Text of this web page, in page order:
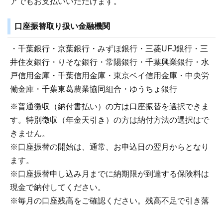
口座振替取り扱い金融機関
・千葉銀行・京葉銀行・みずほ銀行・三菱UFJ銀行・三
井住友銀行・りそな銀行・常陽銀行・千葉興業銀行・水
戸信用金庫・千葉信用金庫・東京ベイ信用金庫・中央労
働金庫・千葉東葛農業協同組合・ゆうちょ銀行
※普通徴収（納付書払い）の方は口座振替を選択できま
す。特別徴収（年金天引き）の方は納付方法の選択はで
きません。
※口座振替の開始は、通常、お申込日の翌月からとなり
ます。
※口座振替申し込み月までに納期限が到達する保険料は
現金で納付してください。
※毎月の口座残高をご確認ください。残高不足で引き落